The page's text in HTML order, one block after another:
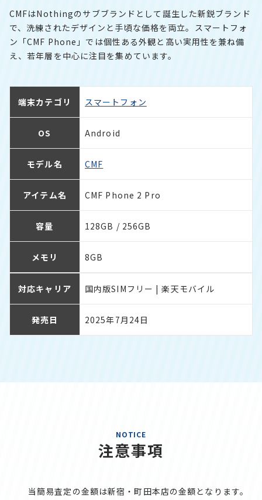
CMFはNothingのサブブランドとして誕生した新鋭ブランド
で、洗練されたデザインと手頃な価格を両立。スマートフォ
ン「CMF Phone」では個性ある外観と高い実用性を兼ね備
え、若年層を中心に注目を集めています。
端末カテゴリ スマートフォン
OS Android
モデル名 CMF
アイテム名 CMF Phone 2 Pro
容量 128GB / 256GB
メモリ 8GB
対応キャリア 国内版SIMフリー | 楽天モバイル
発売日 2025年7月24日
NOTICE
注意事項
当簡易査定の金額は新宿・町田本店の金額となります。